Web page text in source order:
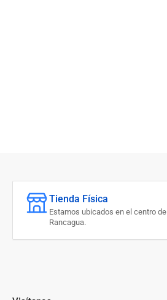
Tienda Física
Estamos ubicados en el centro de
Rancagua.